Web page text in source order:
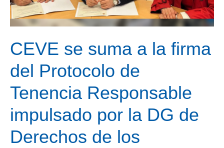
de
Estado
un
encuentro
previo
con
el
Ministro
Luis
CEVE se suma a la firma
del Protocolo de
Tenencia Responsable
impulsado por la DG de
Derechos de los